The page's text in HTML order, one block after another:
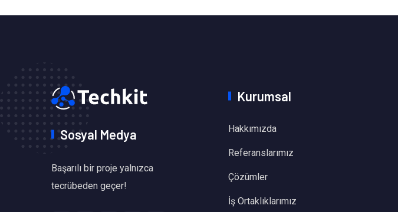
Sosyal Medya
Başarılı bir proje yalnızca
tecrübeden geçer!
Kurumsal
Hakkımızda
Referanslarımız
Çözümler
İş Ortaklıklarımız